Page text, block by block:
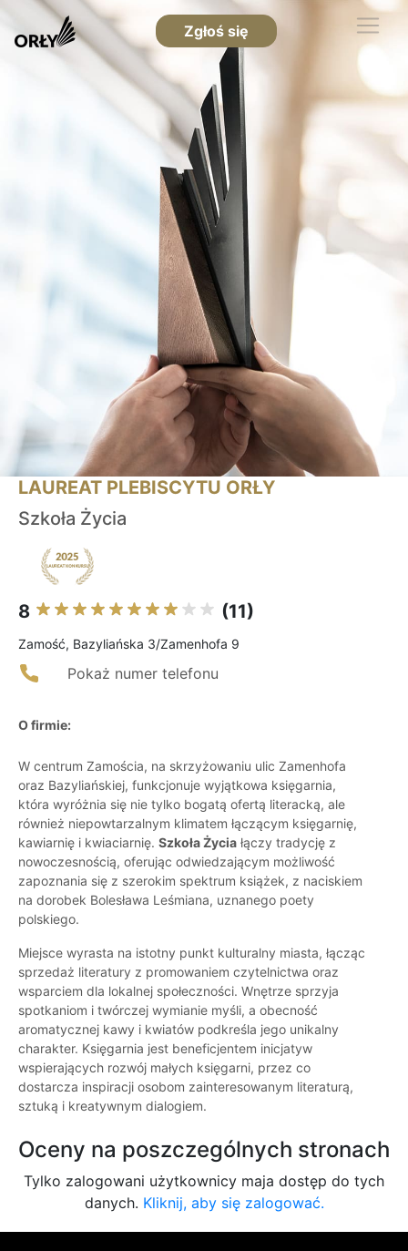
Zgłoś się
LAUREAT PLEBISCYTU ORŁY
Szkoła Życia
8 (11)
Zamość, Bazyliańska 3/Zamenhofa 9
Pokaż numer telefonu
O firmie:
W centrum Zamościa, na skrzyżowaniu ulic Zamenhofa
oraz Bazyliańskiej, funkcjonuje wyjątkowa księgarnia,
która wyróżnia się nie tylko bogatą ofertą literacką, ale
również niepowtarzalnym klimatem łączącym księgarnię,
kawiarnię i kwiaciarnię. Szkoła Życia łączy tradycję z
nowoczesnością, oferując odwiedzającym możliwość
zapoznania się z szerokim spektrum książek, z naciskiem
na dorobek Bolesława Leśmiana, uznanego poety
polskiego.
Miejsce wyrasta na istotny punkt kulturalny miasta, łącząc
sprzedaż literatury z promowaniem czytelnictwa oraz
wsparciem dla lokalnej społeczności. Wnętrze sprzyja
spotkaniom i twórczej wymianie myśli, a obecność
aromatycznej kawy i kwiatów podkreśla jego unikalny
charakter. Księgarnia jest beneficjentem inicjatyw
wspierających rozwój małych księgarni, przez co
dostarcza inspiracji osobom zainteresowanym literaturą,
sztuką i kreatywnym dialogiem.
Oceny na poszczególnych stronach
Tylko zalogowani użytkownicy maja dostęp do tych
danych. Kliknij, aby się zalogować.